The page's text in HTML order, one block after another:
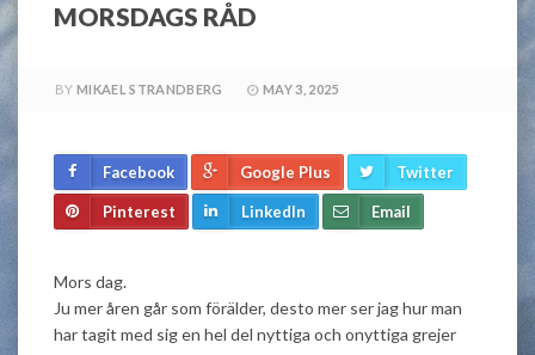
MORSDAGS RÅD
BY MIKAEL STRANDBERG MAY 3, 2025
Facebook Google Plus Twitter
Pinterest LinkedIn Email
Mors dag.
Ju mer åren går som förälder, desto mer ser jag hur man
har tagit med sig en hel del nyttiga och onyttiga grejer